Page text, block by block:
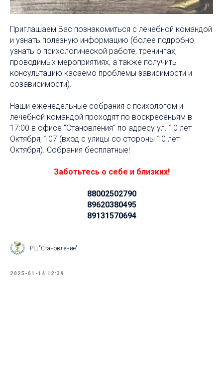
Приглашаем Вас познакомиться с лечебной командой
и узнать полезную информацию (более подробно
узнать о психологической работе, тренингах,
проводимых мероприятиях, а также получить
консультацию касаемо проблемы зависимости и
созависимости).
Наши еженедельные собрания с психологом и
лечебной командой проходят по воскресеньям в
17:00 в офисе "Становления" по адресу ул. 10 лет
Октября, 107 (вход с улицы со стороны 10 лет
Октября). Собрания бесплатные!
Заботьтесь о себе и близких!
88002502790
89620380495
89131570694
РЦ "Становление"
2025-01-14 12:39